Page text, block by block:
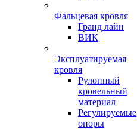
Фальцевая кровля
Гранд лайн
ВИК
Эксплуатируемая
кровля
Рулонный
кровельный
материал
Регулируемые
опоры